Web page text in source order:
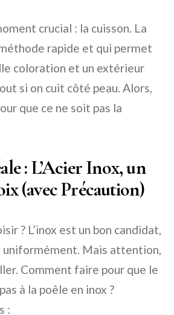
crucial : la cuisson. La
rapide et qui permet
coloration et un extérieur
si on cuit côté peau. Alors,
que ce ne soit pas la
: L’Acier Inox, un
(avec Précaution)
? L’inox est un bon candidat,
Mais attention,
Comment faire pour que le
à la poêle en inox ?
: